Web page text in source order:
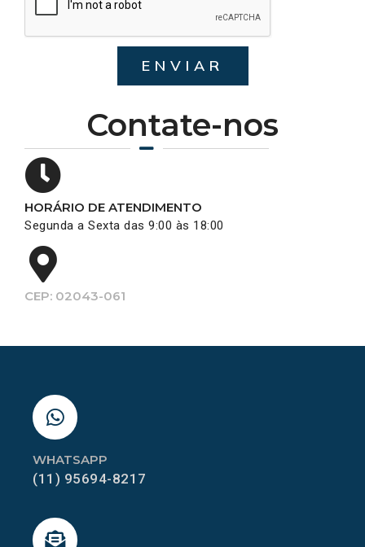
Contate-nos
HORÁRIO DE ATENDIMENTO
Segunda a Sexta das 9:00 às 18:00
CEP: 02043-061
ENVIAR
WHATSAPP
(11) 95694-8217